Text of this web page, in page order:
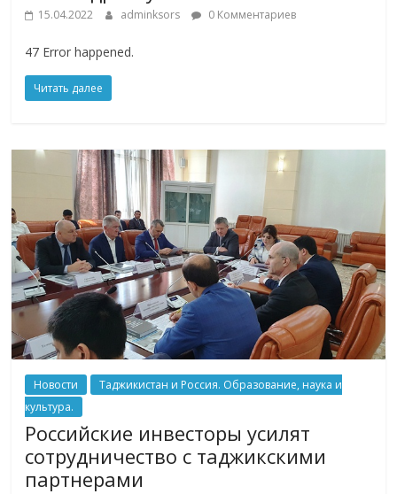
15.04.2022 adminksors 0 Комментариев
47 Error happened.
Читать далее
Новости
Таджикистан и Россия. Образование, наука и
культура.
Российские инвесторы усилят
сотрудничество с таджикскими
партнерами